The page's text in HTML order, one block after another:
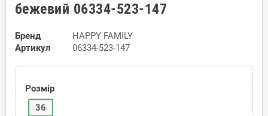
бежевий 06334-523-147
Бренд
HAPPY FAMILY
Артикул
06334-523-147
Розмір
36